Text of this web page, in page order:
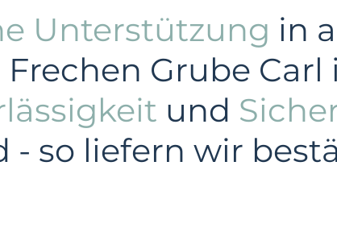
Unterstützung in
Grube
und
- so liefern wir